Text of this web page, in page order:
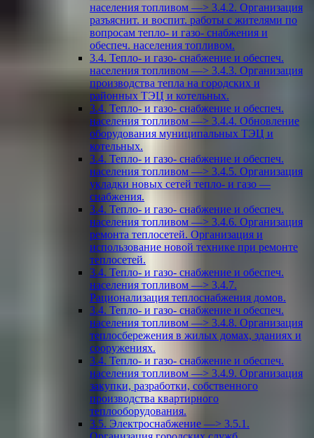
населения топливом —> 3.4.2. Организация
разъяснит. и воспит. работы с жителями по
вопросам тепло- и газо- снабжения и
обеспеч. населения топливом.
3.4. Тепло- и газо- снабжение и обеспеч.
населения топливом —> 3.4.3. Организация
производства тепла на городских и
районных ТЭЦ и котельных.
3.4. Тепло- и газо- снабжение и обеспеч.
населения топливом —> 3.4.4. Обновление
оборудования муниципальных ТЭЦ и
котельных.
3.4. Тепло- и газо- снабжение и обеспеч.
населения топливом —> 3.4.5. Организация
укладки новых сетей тепло- и газо —
снабжения.
3.4. Тепло- и газо- снабжение и обеспеч.
населения топливом —> 3.4.6. Организация
ремонта теплосетей. Организация и
использование новой технике при ремонте
теплосетей.
3.4. Тепло- и газо- снабжение и обеспеч.
населения топливом —> 3.4.7.
Рационализация теплоснабжения домов.
3.4. Тепло- и газо- снабжение и обеспеч.
населения топливом —> 3.4.8. Организация
теплосбережения в жилых домах, зданиях и
сооружениях.
3.4. Тепло- и газо- снабжение и обеспеч.
населения топливом —> 3.4.9. Организация
закупки, разработки, собственного
производства квартирного
теплооборудования.
3.5. Электроснабжение —> 3.5.1.